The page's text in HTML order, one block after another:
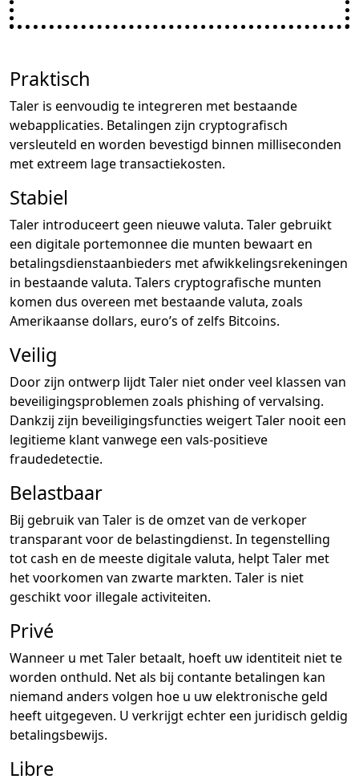
Praktisch
Taler is eenvoudig te integreren met bestaande
webapplicaties. Betalingen zijn cryptografisch
versleuteld en worden bevestigd binnen milliseconden
met extreem lage transactiekosten.
Stabiel
Taler introduceert geen nieuwe valuta. Taler gebruikt
een digitale portemonnee die munten bewaart en
betalingsdienstaanbieders met afwikkelingsrekeningen
in bestaande valuta. Talers cryptografische munten
komen dus overeen met bestaande valuta, zoals
Amerikaanse dollars, euro’s of zelfs Bitcoins.
Veilig
Door zijn ontwerp lijdt Taler niet onder veel klassen van
beveiligingsproblemen zoals phishing of vervalsing.
Dankzij zijn beveiligingsfuncties weigert Taler nooit een
legitieme klant vanwege een vals-positieve
fraudedetectie.
Belastbaar
Bij gebruik van Taler is de omzet van de verkoper
transparant voor de belastingdienst. In tegenstelling
tot cash en de meeste digitale valuta, helpt Taler met
het voorkomen van zwarte markten. Taler is niet
geschikt voor illegale activiteiten.
Privé
Wanneer u met Taler betaalt, hoeft uw identiteit niet te
worden onthuld. Net als bij contante betalingen kan
niemand anders volgen hoe u uw elektronische geld
heeft uitgegeven. U verkrijgt echter een juridisch geldig
betalingsbewijs.
Libre